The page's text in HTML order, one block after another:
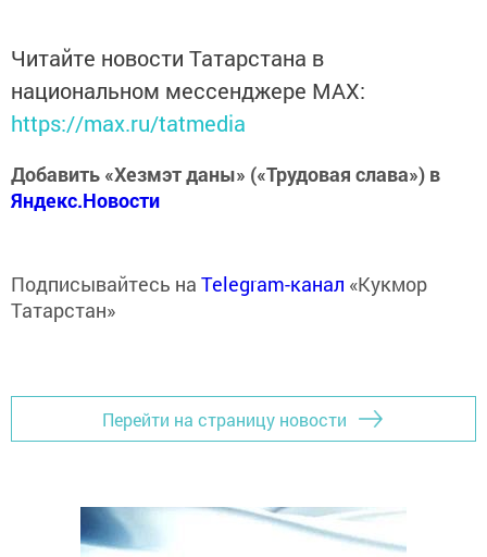
Читайте новости Татарстана в
национальном мессенджере MАХ:
https://max.ru/tatmedia
Добавить «Хезмэт даны» («Трудовая слава») в
Яндекс.Новости
Подписывайтесь на Telegram-канал «Кукмор
Татарстан»
Перейти на страницу новости